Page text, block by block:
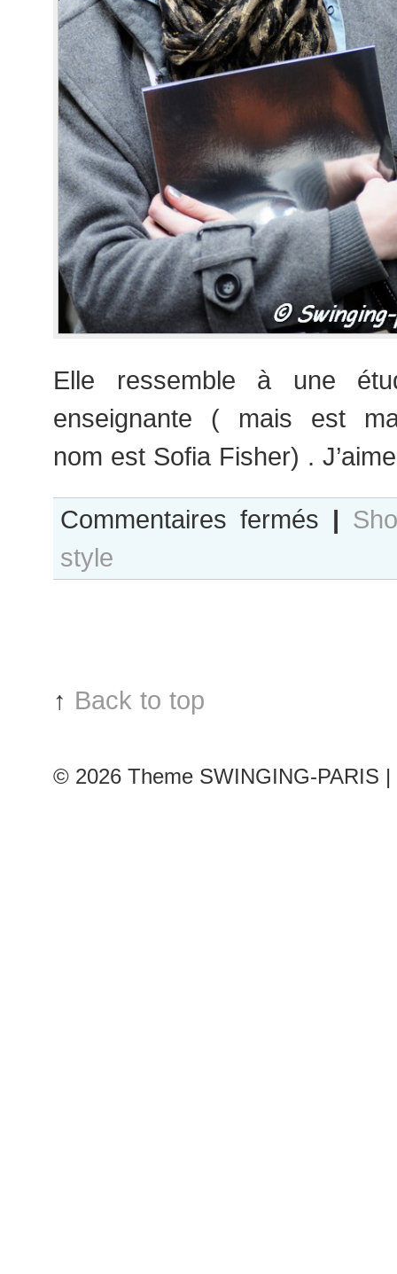
Elle ressemble à une
enseignante ( mais est
nom est Sofia Fisher) .
Commentaires fermés Carmine
:
|
style
↑ Back to top
© 2026 Theme SWINGING-PARIS